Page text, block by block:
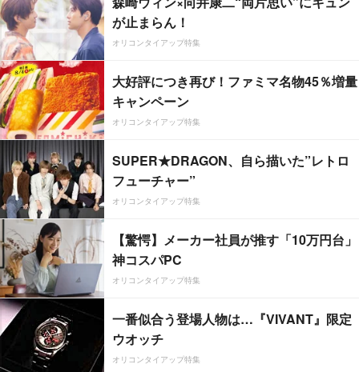
が止まらん！
オリコンタイアップ特集
大好評につき再び！ファミマ名物45％増量
キャンペーン
オリコンタイアップ特集
SUPER★DRAGON、自ら描いた”レトロ
フューチャー”
オリコンタイアップ特集
【驚愕】メーカー社員が推す「10万円台」
神コスパPC
オリコンタイアップ特集
一番似合う登場人物は…『VIVANT』限定
ウオッチ
オリコンタイアップ特集